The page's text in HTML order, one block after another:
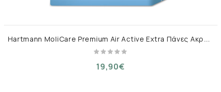
H
artmann MoliCare Premium Air Active Extra Πάνες Ακράτειας Large 30τμχ
19,90€